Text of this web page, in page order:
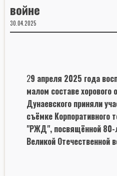
войне
30.04.2025
29 апреля 2025 года
малом составе
Дунаевского приняли
съёмке Корпоративного
"РЖД", посвящённой
Великой Отечественной